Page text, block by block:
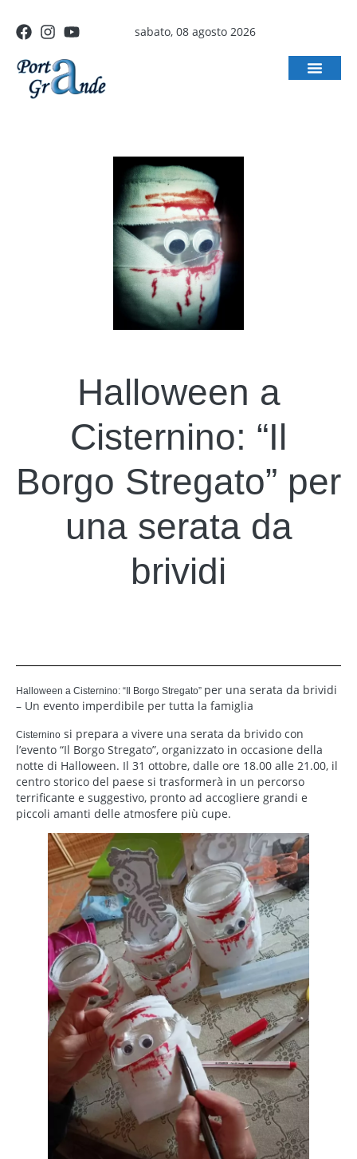
sabato, 08 agosto 2026
Halloween a
Cisternino: “Il
Borgo Stregato” per
una serata da
brividi
Halloween a Cisternino: “Il Borgo Stregato” per una serata da brividi
– Un evento imperdibile per tutta la famiglia
Cisternino si prepara a vivere una serata da brivido con
l’evento “Il Borgo Stregato”, organizzato in occasione della
notte di Halloween. Il 31 ottobre, dalle ore 18.00 alle 21.00, il
centro storico del paese si trasformerà in un percorso
terrificante e suggestivo, pronto ad accogliere grandi e
piccoli amanti delle atmosfere più cupe.